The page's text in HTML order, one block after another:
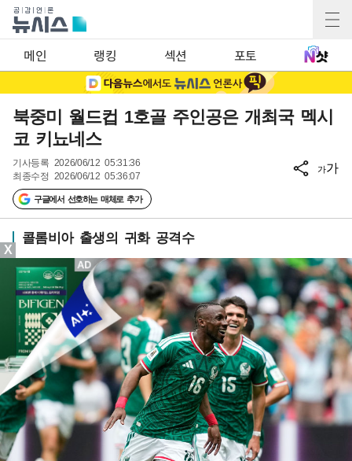
메인 랭킹 섹션 포토
북중미 월드컵 1호골 주인공은 개최국 멕시
코 키뇨네스
기사등록 2026/06/12 05:31:36
최종수정 2026/06/12 05:36:07
구글에서 선호하는 매체로 추가
가가
콜롬비아 출생의 귀화 공격수
X